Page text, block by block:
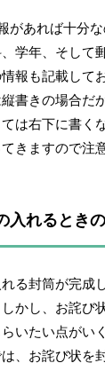
があれば十分
学年、そして
報も記載して
書きの場合だ
は右下に書く
きますので注
入れるとき
る封筒が完成
かし、お詫び
いたい点がい
、お詫び状を